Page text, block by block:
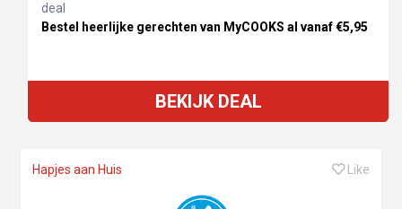
deal
Bestel heerlijke gerechten van MyCOOKS al vanaf €5,95
BEKIJK DEAL
Hapjes aan Huis Like